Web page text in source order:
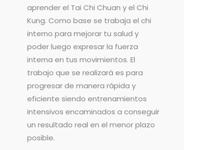
aprender el Tai Chi Chuan y el Chi
Kung. Como base se trabaja el chi
interno para mejorar tu salud y
poder luego expresar la fuerza
interna en tus movimientos. El
trabajo que se realizará es para
progresar de manera rápida y
eficiente siendo entrenamientos
intensivos encaminados a conseguir
un resultado real en el menor plazo
posible.